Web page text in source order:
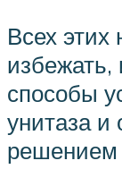
Всех этих
избежать,
способы
унитаза и